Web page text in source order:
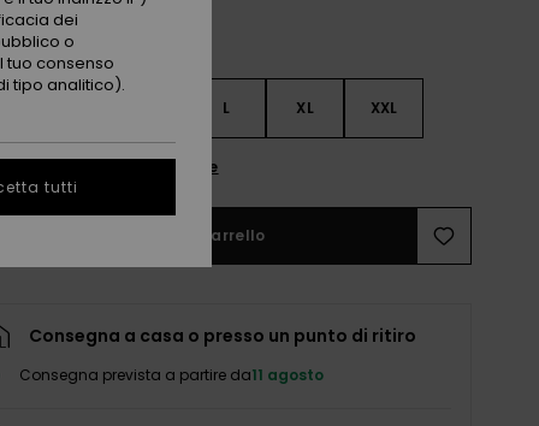
L XL XXL
la guida alle taglie
Aggiungi al carrello
Consegna a casa o presso un punto di ritiro
Consegna prevista a partire da11 agosto
dei
o
tuo consenso
tipo analitico).
tutti